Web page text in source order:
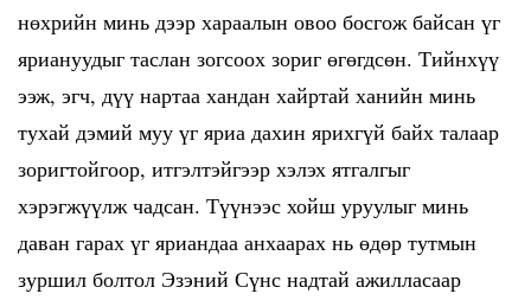
нөхрийн минь дээр хараалын овоо босгож байсан үг
яриануудыг таслан зогсоох зориг өгөгдсөн. Тийнхүү
ээж, эгч, дүү нартаа хандан хайртай ханийн минь
тухай дэмий муу үг яриа дахин ярихгүй байх талаар
зоригтойгоор, итгэлтэйгээр хэлэх ятгалгыг
хэрэгжүүлж чадсан. Түүнээс хойш уруулыг минь
даван гарах үг яриандаа анхаарах нь өдөр тутмын
зуршил болтол Эзэний Сүнс надтай ажилласаар